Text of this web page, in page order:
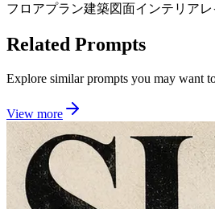
フロアプラン建築図面インテリアレ
Related Prompts
Explore similar prompts you may want
View more